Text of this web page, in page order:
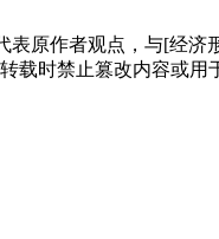
原作者观点，与[经
时禁止篡改内容或用